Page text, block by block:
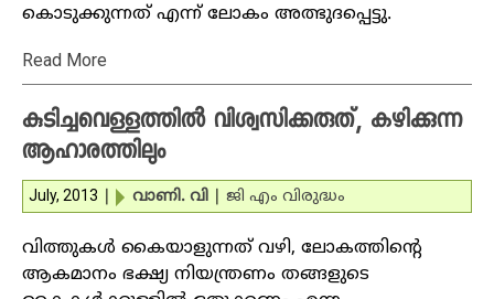
കൊടുക്കുന്നത് എന്ന് ലോകം അത്ഭുദപ്പെട്ടു.
Read More
കുടിച്ചവെള്ളത്തില്‍ വിശ്വസിക്കരുത്, കഴിക്കുന്ന
ആഹാരത്തിലും
July, 2013 വാണി. വി ജി എം വിരുദ്ധം
വിത്തുകള്‍ കൈയാളുന്നത് വഴി, ലോകത്തിന്റെ
ആകമാനം ഭക്ഷ്യ നിയന്ത്രണം തങ്ങളുടെ